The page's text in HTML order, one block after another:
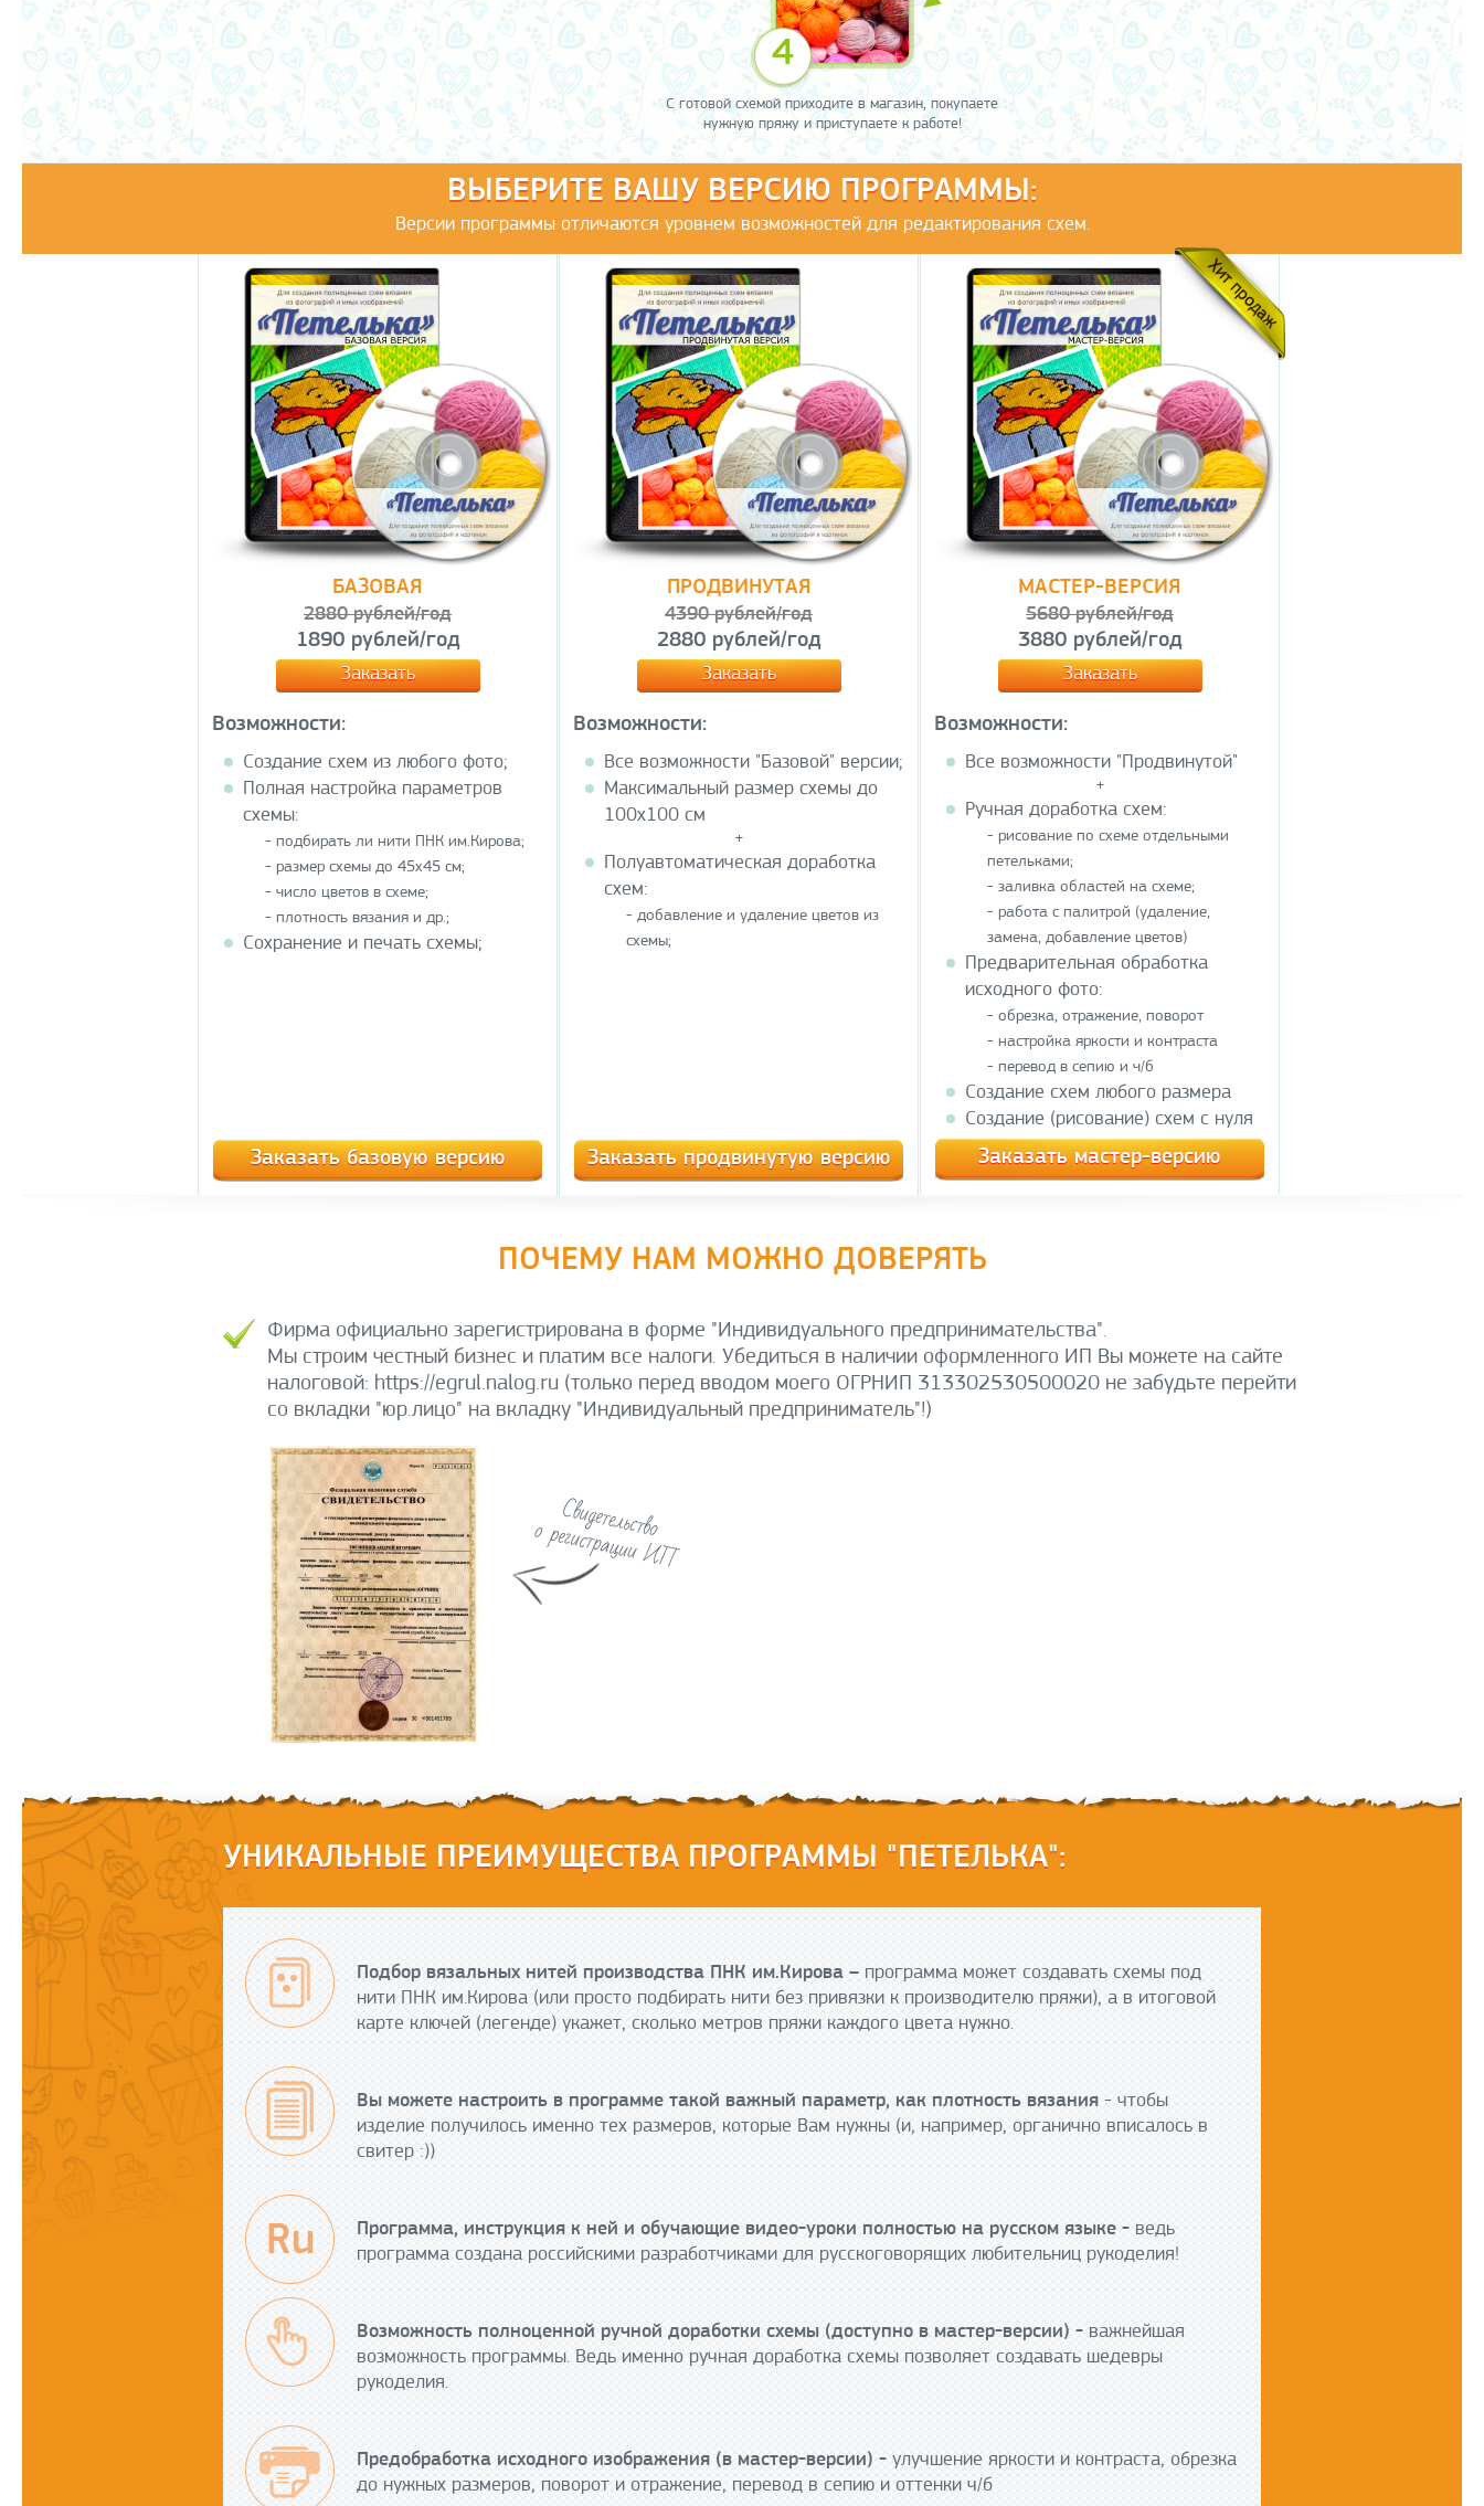
4
С готовой схемой приходите в магазин, покупаете
нужную пряжу и приступаете к работе!
ВЫБЕРИТЕ ВАШУ ВЕРСИЮ ПРОГРАММЫ:
Версии программы отличаются уровнем возможностей для редактирования схем.
БАЗОВАЯ
2880 рублей/год
1890 рублей/год
Заказать
Возможности:
Создание схем из любого фото;
Полная настройка параметров
схемы:
- подбирать ли нити ПНК им.Кирова;
- размер схемы до 45х45 см;
- число цветов в схеме;
- плотность вязания и др.;
Сохранение и печать схемы;
Заказать базовую версию
ПРОДВИНУТАЯ
4390 рублей/год
2880 рублей/год
Заказать
Возможности:
Все возможности "Базовой" версии;
Максимальный размер схемы до
100х100 см
+
Полуавтоматическая доработка
схем:
- добавление и удаление цветов из
схемы;
Заказать продвинутую версию
МАСТЕР-ВЕРСИЯ
5680 рублей/год
3880 рублей/год
Заказать
Возможности:
Все возможности "Продвинутой"
+
Ручная доработка схем:
- рисование по схеме отдельными
петельками;
- заливка областей на схеме;
- работа с палитрой (удаление,
замена, добавление цветов)
Предварительная обработка
исходного фото:
- обрезка, отражение, поворот
- настройка яркости и контраста
- перевод в сепию и ч/б
Создание схем любого размера
Создание (рисование) схем с нуля
Заказать мастер-версию
ПОЧЕМУ НАМ МОЖНО ДОВЕРЯТЬ
Фирма официально зарегистрирована в форме "Индивидуального предпринимательства".
Мы строим честный бизнес и платим все налоги. Убедиться в наличии оформленного ИП Вы можете на сайте
налоговой: https://egrul.nalog.ru (только перед вводом моего ОГРНИП 313302530500020 не забудьте перейти
со вкладки "юр.лицо" на вкладку "Индивидуальный предприниматель"!)
УНИКАЛЬНЫЕ ПРЕИМУЩЕСТВА ПРОГРАММЫ "ПЕТЕЛЬКА":
Подбор вязальных нитей производства ПНК им.Кирова – программа может создавать схемы под
нити ПНК им.Кирова (или просто подбирать нити без привязки к производителю пряжи), а в итоговой
карте ключей (легенде) укажет, сколько метров пряжи каждого цвета нужно.
Вы можете настроить в программе такой важный параметр, как плотность вязания - чтобы
изделие получилось именно тех размеров, которые Вам нужны (и, например, органично вписалось в
свитер :))
Программа, инструкция к ней и обучающие видео-уроки полностью на русском языке - ведь
программа создана российскими разработчиками для русскоговорящих любительниц рукоделия!
Возможность полноценной ручной доработки схемы (доступно в мастер-версии) - важнейшая
возможность программы. Ведь именно ручная доработка схемы позволяет создавать шедевры
рукоделия.
Предобработка исходного изображения (в мастер-версии) - улучшение яркости и контраста, обрезка
до нужных размеров, поворот и отражение, перевод в сепию и оттенки ч/б